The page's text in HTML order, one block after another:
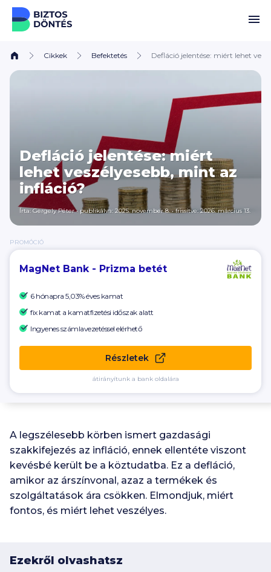
Ugrás a tartalomhoz
Cikkek Befektetés Defláció jelentése: miért lehet
Defláció jelentése: miért
lehet veszélyesebb, mint az
infláció?
Írta:Gergely Péter• publikálva: 2025. november 8.•frissítve: 2026. március 13.
PROMÓCIÓ
MagNet Bank - Prizma betét
6 hónapra 5,03% éves kamat
fix kamat a kamatfizetési időszak alatt
Ingyenes számlavezetéssel elérhető
Részletek
átirányítunk a bank oldalára
A legszélesebb körben ismert gazdasági
szakkifejezés az infláció, ennek ellentéte viszont
kevésbé került be a köztudatba. Ez a defláció,
amikor az árszínvonal, azaz a termékek és
szolgáltatások ára csökken. Elmondjuk, miért
fontos, és miért lehet veszélyes.
Ezekről olvashatsz